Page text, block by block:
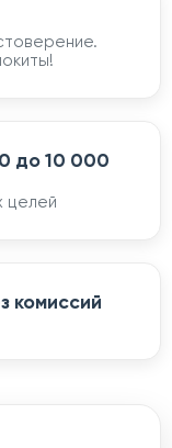
до 10 000
целей
комиссий